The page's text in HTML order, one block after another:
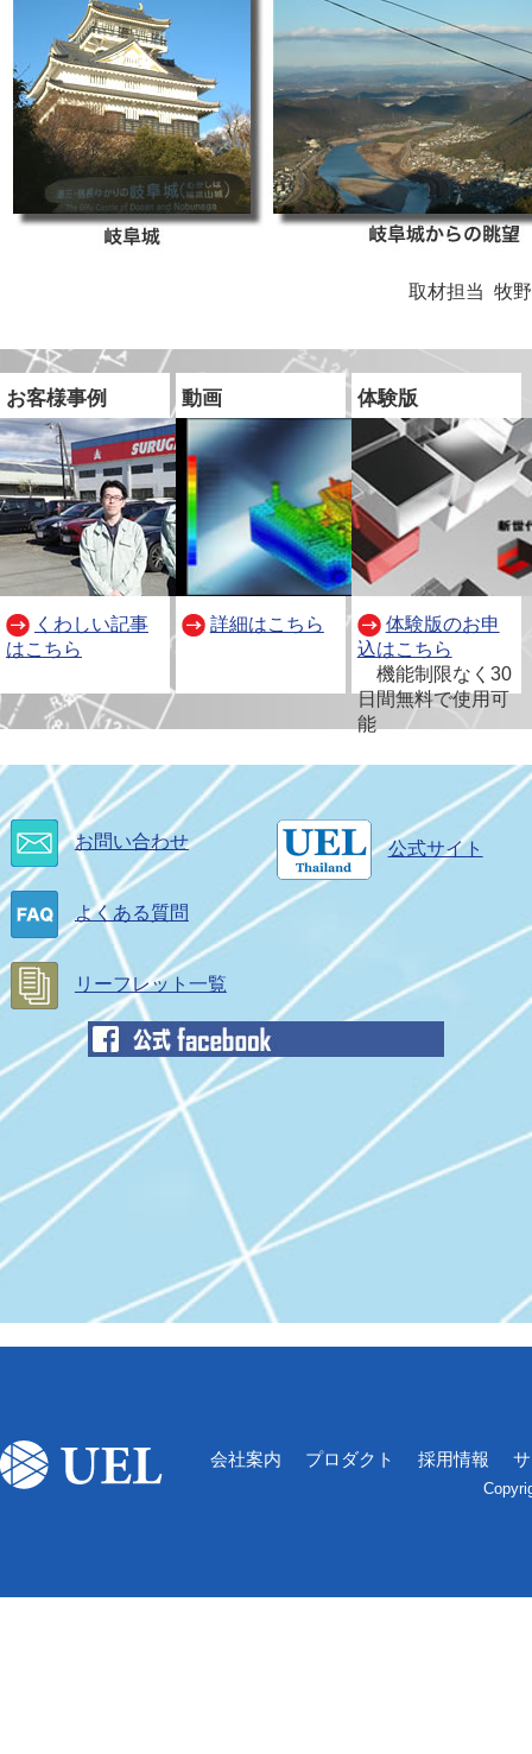
取材担当 牧野
お客様事例
くわしい記事
はこちら
動画
詳細はこちら
体験版
体験版のお申
込はこちら
別
ウ
ド
ウ
で
開
機能制限なく30
日間無料で使用可
能
お問い合わせ
ン
ド
ウ
開
く
よくある質問
リーフレット一覧
公式サイト
ン
開
会社案内 プロダクト 採用情報